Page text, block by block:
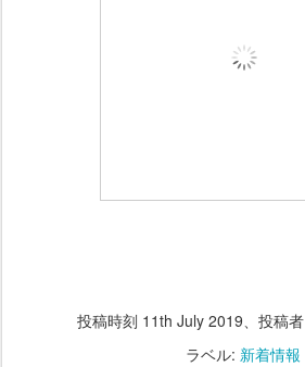
投稿時刻 11th July 2019、投稿者
ラベル: 新着情報